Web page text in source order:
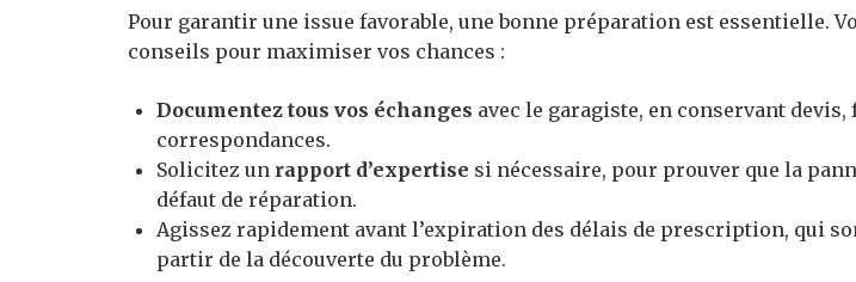
Pour garantir une issue favorable, une bonne préparation est essentielle.
conseils pour maximiser vos chances :
Documentez tous vos échanges avec le garagiste, en conservant devis,
correspondances.
Solicitez un rapport d’expertise si nécessaire, pour prouver que la
défaut de réparation.
Agissez rapidement avant l’expiration des délais de prescription, qui
partir de la découverte du problème.